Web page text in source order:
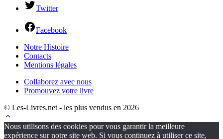
Twitter
Facebook
Notre Histoire
Contacts
Mentions légales
Collaborez avec nous
Promouvez votre livre
© Les-Livres.net - les plus vendus en 2026
Nous utilisons des cookies pour vous garantir la meilleure
expérience sur notre site web. Si vous continuez à utiliser ce site,